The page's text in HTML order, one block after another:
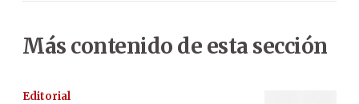
Más contenido de esta sección
Editorial